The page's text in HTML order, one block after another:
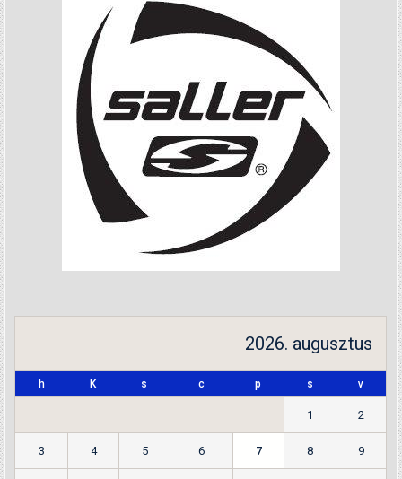
2026. augusztus
h K s c p s v
1 2
3 4 5 6 7 8 9